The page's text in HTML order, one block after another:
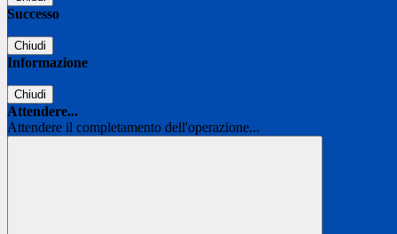
Successo
Chiudi
Informazione
Chiudi
Attendere...
Attendere il completamento dell'operazione...